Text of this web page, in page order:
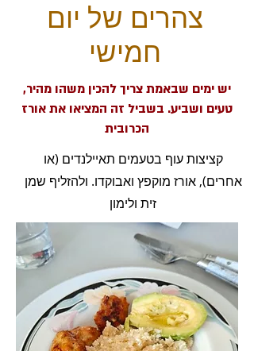
צהרים של יום
חמישי
יש ימים שבאמת צריך להכין משהו מהיר,
טעים ושביע. בשביל זה המציאו את אורז
הכרובית
קציצות עוף בטעמים תאיילנדים (או
אחרים), אורז מוקפץ ואבוקדו. ולהזליף שמן
זית ולימון